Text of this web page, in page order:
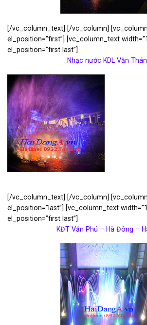
[/vc_column_text] [/vc_column]
el_position=”first”] [vc_column_text
el_position=”first last”]
Nhạc nước KDL Văn
[/vc_column_text] [/vc_column]
el_position=”last”] [vc_column_text
el_position=”first last”]
KĐT Văn Phú – Hà Đông –